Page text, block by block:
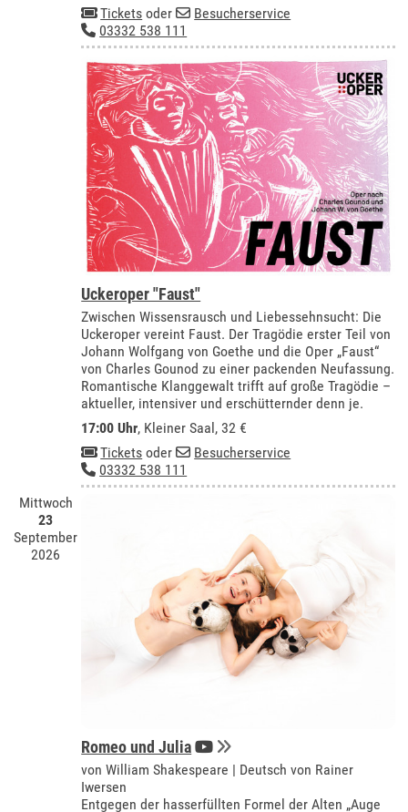
Tickets oder
Besucherservice
03332 538 111
Uckeroper "Faust"
Zwischen Wissensrausch und Liebessehnsucht: Die
Uckeroper vereint Faust. Der Tragödie erster Teil von
Johann Wolfgang von Goethe und die Oper „Faust“
von Charles Gounod zu einer packenden Neufassung.
Romantische Klanggewalt trifft auf große Tragödie –
aktueller, intensiver und erschütternder denn je.
17:00 Uhr, Kleiner Saal , 32 €
Tickets oder
Besucherservice
03332 538 111
Mittwoch
23
September
2026
Romeo und Julia
von William Shakespeare | Deutsch von Rainer
Iwersen
Entgegen der hasserfüllten Formel der Alten „Auge